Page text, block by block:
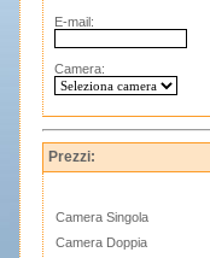
E-mail:
Camera:
Prezzi:
Camera Singola
Camera Doppia